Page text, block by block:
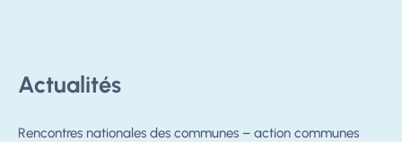
Actualités
Rencontres nationales des communes – action communes